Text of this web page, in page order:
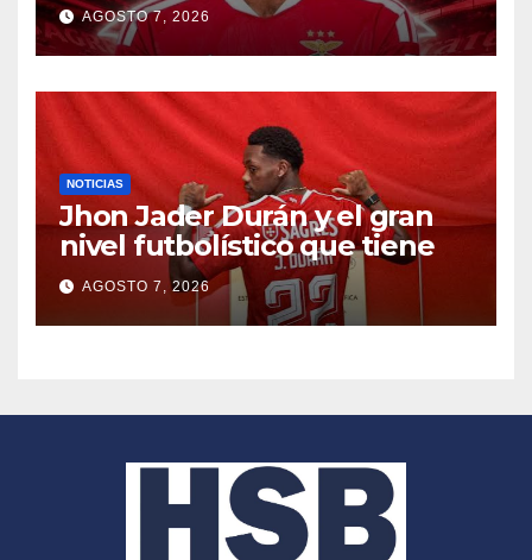
AGOSTO 7, 2026
NOTICIAS
Jhon Jader Durán y el gran
nivel futbolístico que tiene
AGOSTO 7, 2026